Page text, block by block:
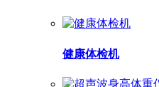
健康体检机